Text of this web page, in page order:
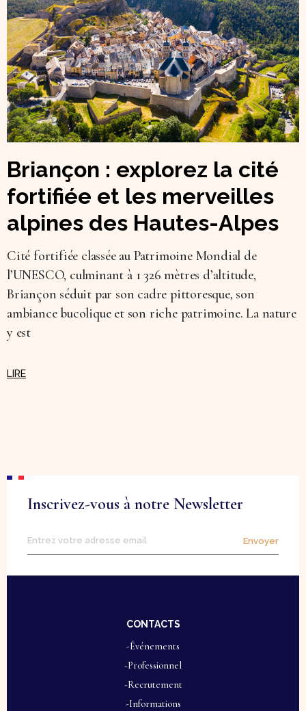
Briançon : explorez la cité
fortifiée et les merveilles
alpines des Hautes-Alpes
Cité fortifiée classée au Patrimoine Mondial de
l’UNESCO, culminant à 1 326 mètres d’altitude,
Briançon séduit par son cadre pittoresque, son
ambiance bucolique et son riche patrimoine. La nature
y est
Inscrivez-vous à notre Newsletter
Envoyer
CONTACTS
-Événements
-Professionnel
-Recrutement
-Informations